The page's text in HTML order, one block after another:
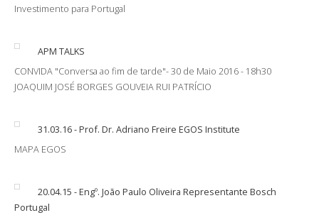
Investimento para Portugal
APM TALKS
CONVIDA "Conversa ao fim de tarde"- 30 de Maio 2016 - 18h30
JOAQUIM JOSÉ BORGES GOUVEIA RUI PATRÍCIO
31.03.16 - Prof. Dr. Adriano Freire EGOS Institute
MAPA EGOS
20.04.15 - Engº. João Paulo Oliveira Representante Bosch
Portugal